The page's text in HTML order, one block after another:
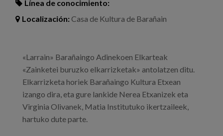
Línea de conocimiento:
Localización:Casa de Kultura de Barañain
«Larrain» Barañaingo Adinekoen Elkarteak
«Zainketei buruzko elkarrizketak» antolatzen ditu.
Elkarrizketa horiek Barañaingo Kultura Etxean
izango dira, eta gure lankide Nerea Etxanizek eta
Virginia Olivanek, Matia Institutuko ikertzaileek,
hartuko dute parte.